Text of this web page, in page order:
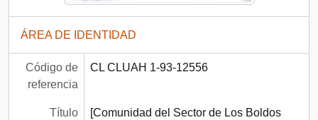
ÁREA DE IDENTIDAD
Código de
referencia
CL CLUAH 1-93-12556
Título
[Comunidad del Sector de Los Boldos